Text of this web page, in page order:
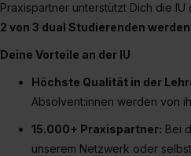
Praxispartner unterstützt Dich die IU
2 von 3 dual Studierenden
Deine Vorteile an der IU
Höchste Qualität in der
Absolvent:innen werden von
15.000+ Praxispartner: Bei
unserem Netzwerk oder